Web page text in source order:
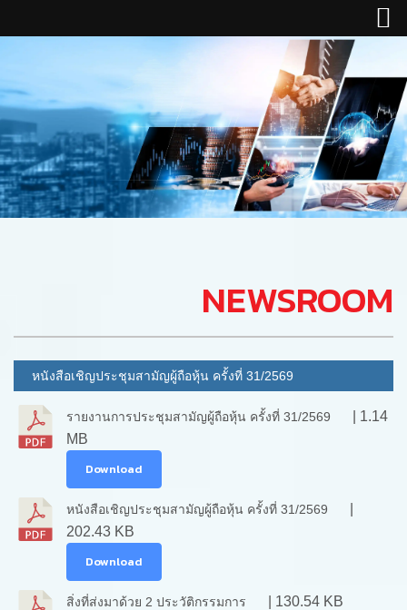
NEWSROOM
หนังสือเชิญประชุมสามัญผู้ถือหุ้น ครั้งที่ 31/2569
รายงานการประชุมสามัญผู้ถือหุ้น ครั้งที่ 31/2569
| 1.14
MB
Download
หนังสือเชิญประชุมสามัญผู้ถือหุ้น ครั้งที่ 31/2569
202.43 KB
Download
สิ่งที่ส่งมาด้วย 2 ประวัติกรรมการ | 130.54 KB